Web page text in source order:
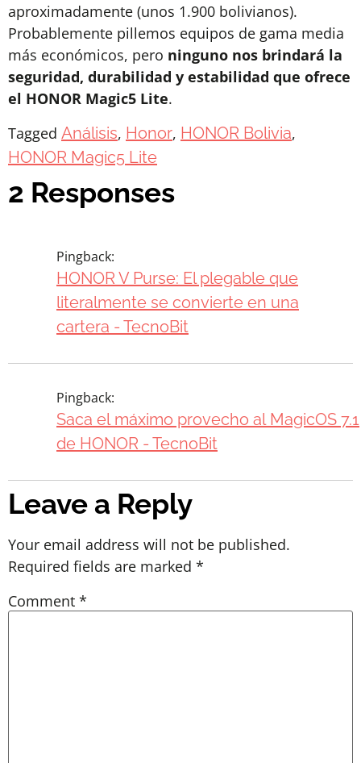
aproximadamente (unos 1.900 bolivianos).
Probablemente pillemos equipos de gama media
más económicos, pero ninguno nos brindará la
seguridad, durabilidad y estabilidad que ofrece
el HONOR Magic5 Lite.
Tagged Análisis, Honor, HONOR Bolivia,
HONOR Magic5 Lite
2 Responses
Pingback:
HONOR V Purse: El plegable que
literalmente se convierte en una
cartera - TecnoBit
Pingback:
Saca el máximo provecho al MagicOS 7.1
de HONOR - TecnoBit
Leave a Reply
Your email address will not be published.
Required fields are marked *
Comment *